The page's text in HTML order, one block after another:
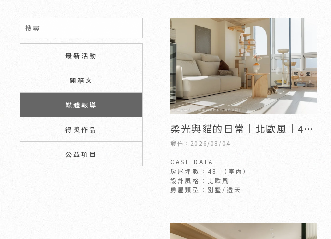
最新活動
開箱文
媒體報導
得獎作品
公益項目
柔光與貓的日常│北歐風│48
坪
發佈：2026/08/04
CASE DATA
房屋坪數：48 （室內）
設計風格：北歐風
房屋類型：別墅/透天